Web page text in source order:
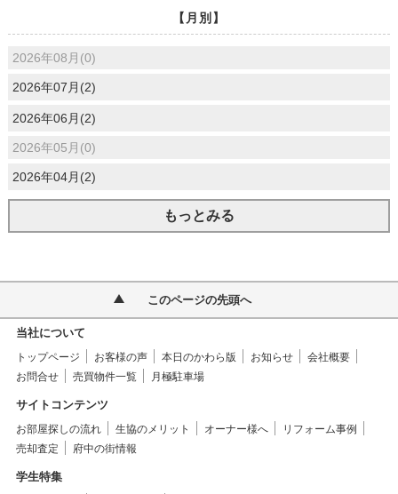
【月別】
2026年08月(0)
2026年07月(2)
2026年06月(2)
2026年05月(0)
2026年04月(2)
もっとみる
このページの先頭へ
当社について
トップページ お客様の声 本日のかわら版 お知らせ
会社概要
お問合せ
売買物件一覧 月極駐車場
サイトコンテンツ
お部屋探しの流れ 生協のメリット オーナー様へ
リフォーム事例
売却査定
府中の街情報
学生特集